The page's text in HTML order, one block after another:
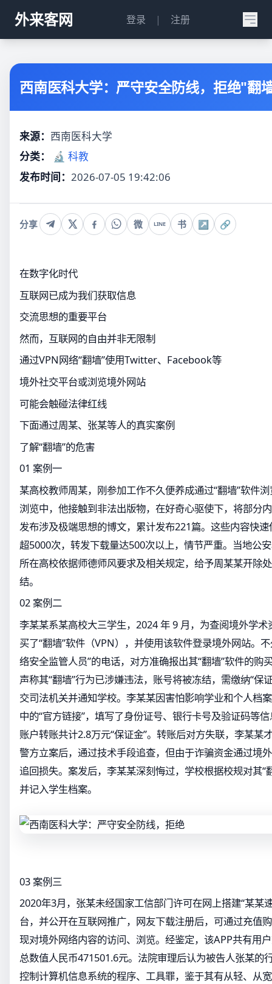
外来客网 登录 | 注册
西南医科大学：严守安全防线，拒绝"翻
来源： 西南医科大学
分类：
🔬 科教
发布时间： 2026-07-05 19:42:06
分享 微 LINE 书 ↗ 🔗
在数字化时代
互联网已成为我们获取信息
交流思想的重要平台
然而，互联网的自由并非无限制
通过VPN网络“翻墙”使用Twitter、Facebook等
境外社交平台或浏览境外网站
可能会触碰法律红线
下面通过周某、张某等人的真实案例
了解“翻墙”的危害
01 案例一
某高校教师周某，刚参加工作不久便养成通过“翻墙”软件
浏览中，他接触到非法出版物，在好奇心驱使下，将部分
发布涉及极端思想的博文，累计发布221篇。这些内容快
超5000次，转发下载量达500次以上，情节严重。当地公
所在高校依据师德师风要求及相关规定，给予周某某开除
结。
02 案例二
李某某系某高校大三学生，2024 年 9 月，为查阅境外学
买了“翻墙”软件（VPN），并使用该软件登录境外网站。
络安全监管人员”的电话，对方准确报出其“翻墙”软件的购
声称其“翻墙”行为已涉嫌违法，账号将被冻结，需缴纳“保
交司法机关并通知学校。李某某因害怕影响学业和个人档
中的“官方链接”，填写了身份证号、银行卡号及验证码等
账户转账共计2.8万元“保证金”。转账后对方失联，李某某
警方立案后，通过技术手段追查，但由于诈骗资金通过境
追回损失。案发后，李某某深刻悔过，学校根据校规对其“
并记入学生档案。
03 案例三
2020年3月，张某未经国家工信部门许可在网上搭建“某某
台，并公开在互联网推广，网友下载注册后，可通过充值
现对境外网络内容的访问、浏览。经鉴定，该APP共有用
总数值人民币471501.6元。法院审理后认为被告人张某的
控制计算机信息系统的程序、工具罪，鉴于其有从轻、从